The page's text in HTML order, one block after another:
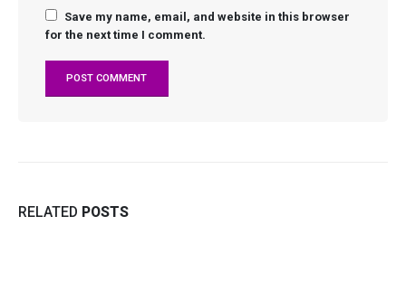
Save my name, email, and website in this browser
for the next time I comment.
RELATED POSTS